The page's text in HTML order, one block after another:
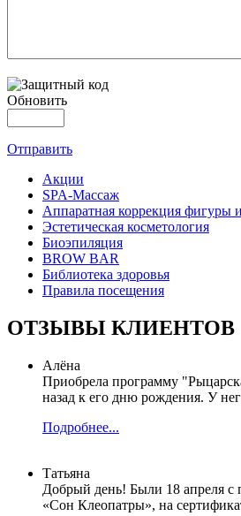
Обновить
Отправить
Акции
SPA-Массаж
Аппаратная коррекция фигуры
Эстетическая косметология
Биоэпиляция
BROW BAR
Библиотека здоровья
Правила посещения
ОТЗЫВЫ КЛИЕНТОВ
Алёна
Приобрела программу
назад к его дню рождения. У
Подробнее...
Татьяна
Добрый день! Были 18 апреля с
«Сон Клеопатры», на